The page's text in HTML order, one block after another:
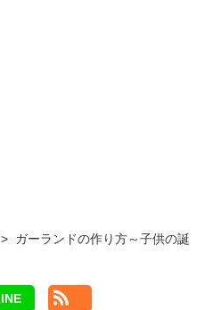
ガーランドの作り方～子供の誕